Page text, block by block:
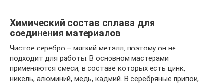
Химический состав сплава для
соединения материалов
Чистое серебро – мягкий металл, поэтому он не
подходит для работы. В основном мастерами
применяются смеси, в составе которых есть цинк,
никель, алюминий, медь, кадмий. В серебряные припои,